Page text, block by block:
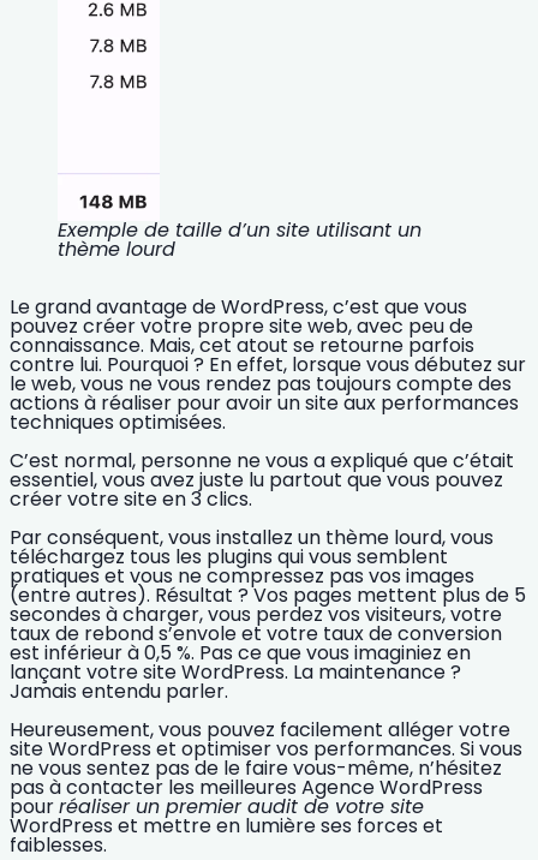
Exemple de taille d’un site utilisant un
thème lourd
Le grand avantage de WordPress, c’est que vous
pouvez créer votre propre site web, avec peu de
connaissance. Mais, cet atout se retourne parfois
contre lui. Pourquoi ? En effet, lorsque vous débutez sur
le web, vous ne vous rendez pas toujours compte des
actions à réaliser pouravoir un site aux performances
techniques optimisées.
C’est normal, personne ne vous a expliqué que c’était
essentiel, vous avez juste lu partout que vous pouvez
créer votre site en 3 clics.
Par conséquent, vous installez un thème lourd, vous
téléchargez tous les plugins qui vous semblent
pratiques et vous ne compressez pas vos images
(entre autres). Résultat ? Vos pages mettent plus de 5
secondes à charger,vous perdez vos visiteurs, votre
taux de rebonds’envole et votre taux de conversion
est inférieur à 0,5 %. Pas ce que vous imaginiez en
lançant votre site WordPress. La maintenance ?
Jamais entendu parler.
Heureusement, vous pouvez facilement alléger votre
site WordPress et optimiser vos performances. Si vous
ne vous sentez pas de le faire vous-même, n’hésitez
pas à contacter les meilleures Agence WordPress
pourréaliser un premier audit de votre site
WordPress et mettre en lumière ses forces et
faiblesses.